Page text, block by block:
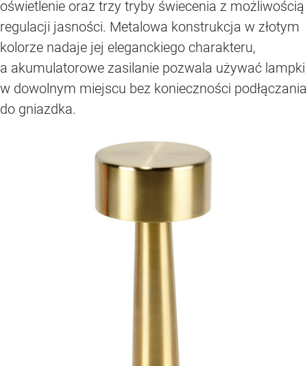
oświetlenie oraz trzy tryby świecenia z możliwością
regulacji jasności. Metalowa konstrukcja w złotym
kolorze nadaje jej eleganckiego charakteru,
a akumulatorowe zasilanie pozwala używać lampki
w dowolnym miejscu bez konieczności podłączania
do gniazdka.